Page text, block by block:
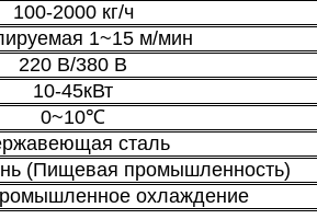
100-2000 кг/ч
1~15 м/мин
220 В/380 В
10-45кВт
0~10℃
сталь
(Пищевая промышленность)
охлаждение